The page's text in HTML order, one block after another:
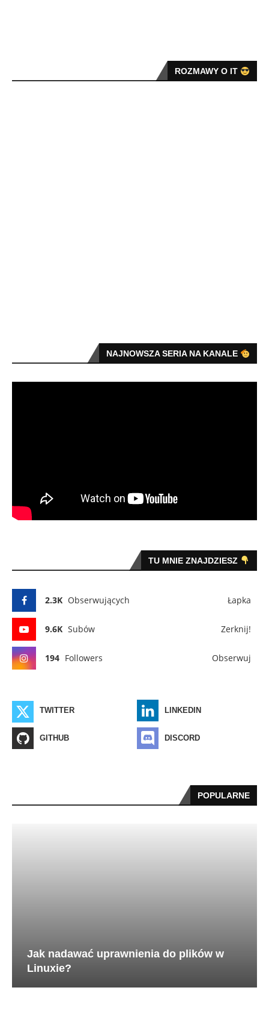
ROZMAWY O IT
NAJNOWSZA SERIA NA KANALE
TU MNIE ZNAJDZIESZ
2.3K Obserwujących Łapka
9.6K Subów Zerknij!
194 Followers Obserwuj
TWITTER LINKEDIN
GITHUB DISCORD
POPULARNE
Jak nadawać uprawnienia do plików w
Linuxie?